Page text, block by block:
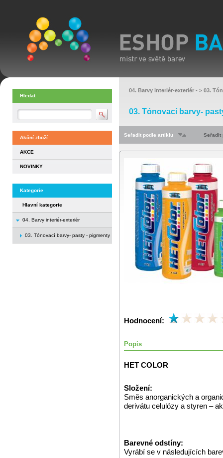
Hledat
Akční zboží
AKCE
NOVINKY
Kategorie
Hlavní kategorie
04. Barvy interiér-exteriér
03. Tónovací barvy- pasty - pigmenty
04. Barvy interiér-exteriér - > 03.
03. Tónovací barvy-
Seřadit podle artiklu Seřadit
Hodnocení:
Popis
HET COLOR
Složení:
Směs anorganických a
derivátu celulózy a styren –
Barevné odstíny:
Vyrábí se v následujících